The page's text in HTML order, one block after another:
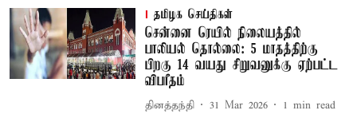
தமிழக செய்திகள்
சென்னை ரெயில் நிலையத்தில்
பாலியல் தொல்லை: 5 மாதத்திற்கு
பிறகு 14 வயது சிறுவனுக்கு ஏற்பட்ட
விபரீதம்
தினத்தந்தி 31 Mar 2026 1 min read